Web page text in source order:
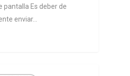
pantalla Es deber de
enviar…